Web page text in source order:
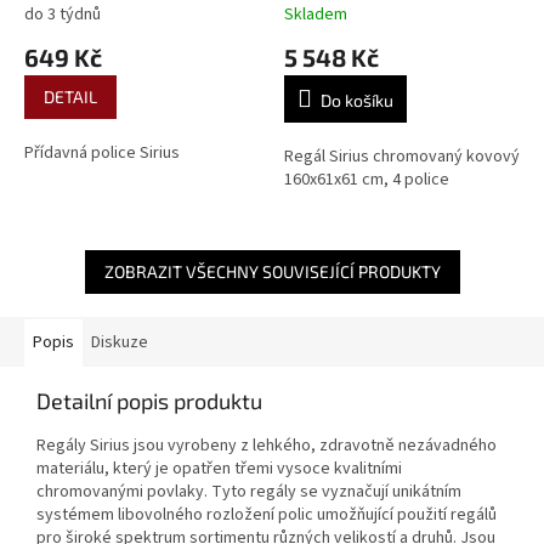
do 3 týdnů
649 Kč
DETAIL
Přídavná police Sirius
Skladem
5 548 Kč
Do košíku
Regál Sirius chromovaný kovový
160x61x61 cm, 4 police
ZOBRAZIT VŠECHNY SOUVISEJÍCÍ PRODUKTY
Popis Diskuze
Detailní popis produktu
Regály Sirius jsou vyrobeny z lehkého, zdravotně nezávadného
materiálu, který je opatřen třemi vysoce kvalitními
chromovanými povlaky. Tyto regály se vyznačují unikátním
systémem libovolného rozložení polic umožňující použití regálů
pro široké spektrum sortimentu různých velikostí a druhů. Jsou